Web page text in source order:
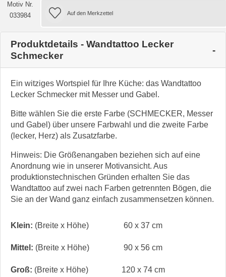
Motiv Nr.
033984
Produktdetails - Wandtattoo Lecker
Schmecker
Ein witziges Wortspiel für Ihre Küche: das Wandtattoo
Lecker Schmecker mit Messer und Gabel.
Bitte wählen Sie die erste Farbe (SCHMECKER, Messer
und Gabel) über unsere Farbwahl und die zweite Farbe
(lecker, Herz) als Zusatzfarbe.
Hinweis: Die Größenangaben beziehen sich auf eine
Anordnung wie in unserer Motivansicht. Aus
produktionstechnischen Gründen erhalten Sie das
Wandtattoo auf zwei nach Farben getrennten Bögen, die
Sie an der Wand ganz einfach zusammensetzen können.
Klein: (Breite x Höhe) 60 x 37 cm
Mittel: (Breite x Höhe) 90 x 56 cm
Groß: (Breite x Höhe) 120 x 74 cm